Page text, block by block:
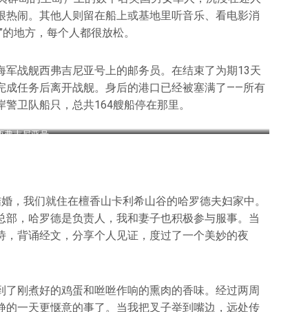
闹。其他人则留在船上或基地里听音乐、看电影消
地方，每个人都很放松。
战舰西弗吉尼亚号上的邮务员。在结束了为期13天
成任务后离开战舰。身后的港口已经被塞满了——所有
卫队船只，总共164艘船停在那里。
弗吉尼亚号
，我们就住在檀香山卡利希山谷的哈罗德夫妇家中。
，哈罗德是负责人，我和妻子也积极参与服事。当
背诵经文，分享个人见证，度过了一个美妙的夜
刚煮好的鸡蛋和咝咝作响的熏肉的香味。经过两周
一天更惬意的事了。当我把叉子举到嘴边，远处传